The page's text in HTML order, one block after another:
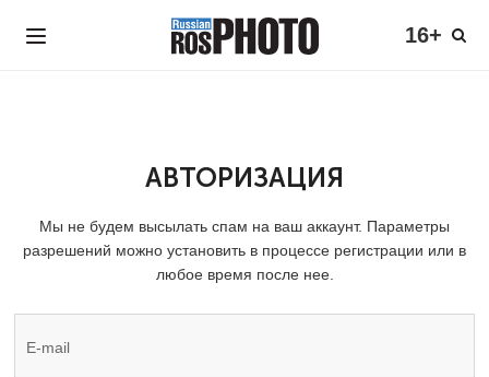
16+
АВТОРИЗАЦИЯ
Мы не будем высылать спам на ваш аккаунт. Параметры
разрешений можно установить в процессе регистрации или в
любое время после нее.